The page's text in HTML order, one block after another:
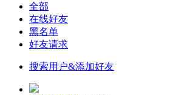
全部
在线好友
黑名单
好友请求
搜索用户&添加好友